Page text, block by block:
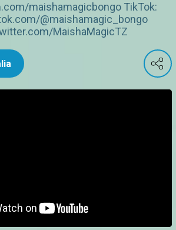
maishamagicbongo TikTok:
@maishamagic_bongo
MaishaMagicTZ